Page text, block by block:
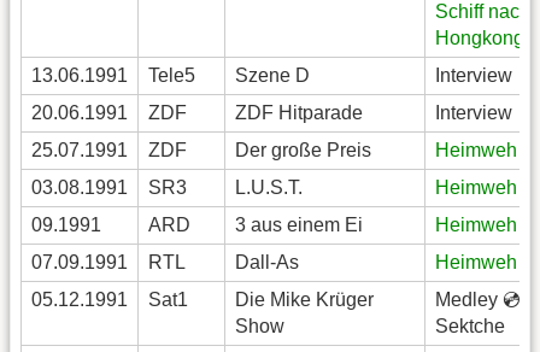
Schiff nach
Hongkong
13.06.1991
Tele5 Szene D
Interview
20.06.1991
ZDF ZDF Hitparade
Interview
25.07.1991
ZDF Der große Preis Heimweh
03.08.1991
SR3 L.U.S.T. Heimweh
09.1991
ARD 3 aus einem Ei Heimweh
07.09.1991
RTL Dall-As Heimweh
05.12.1991
Sat1
Die Mike Krüger
Show
Medley 💿,
Sektche